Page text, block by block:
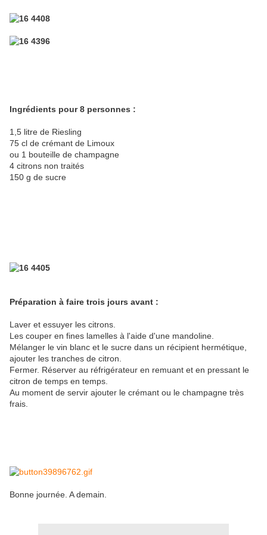
Ingrédients pour 8 personnes :
1,5 litre de Riesling
75 cl de crémant de Limoux
ou 1 bouteille de champagne
4 citrons non traités
150 g de sucre
Préparation à faire trois jours avant :
Laver et essuyer les citrons.
Les couper en fines lamelles à l'aide d'une mandoline.
Mélanger le vin blanc et le sucre dans un récipient hermétique,
ajouter les tranches de citron.
Fermer. Réserver au réfrigérateur en remuant et en pressant le
citron de temps en temps.
Au moment de servir ajouter le crémant ou le champagne très
frais.
Bonne journée. A demain.